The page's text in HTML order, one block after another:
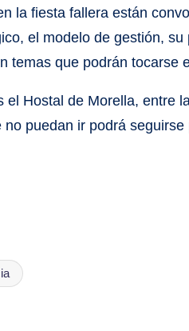
la fiesta fallera están
el modelo de gestión,
temas que podrán tocarse
Hostal de Morella, entre
puedan ir podrá